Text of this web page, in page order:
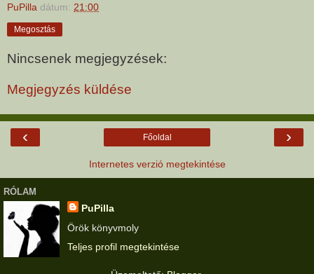
PuPilla dátum: 21:00
Megosztás
Nincsenek megjegyzések:
Megjegyzés küldése
‹ ›
Főoldal
Internetes verzió megtekintése
RÓLAM
PuPilla
Örök könyvmoly
Teljes profil megtekintése